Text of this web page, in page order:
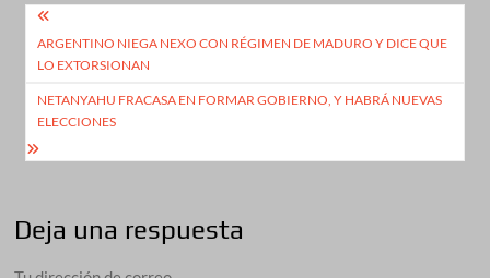
Navegación
de
entradas
ARGENTINO NIEGA NEXO CON RÉGIMEN DE MADURO Y DICE QUE
LO EXTORSIONAN
NETANYAHU FRACASA EN FORMAR GOBIERNO, Y HABRÁ NUEVAS
ELECCIONES
Deja una respuesta